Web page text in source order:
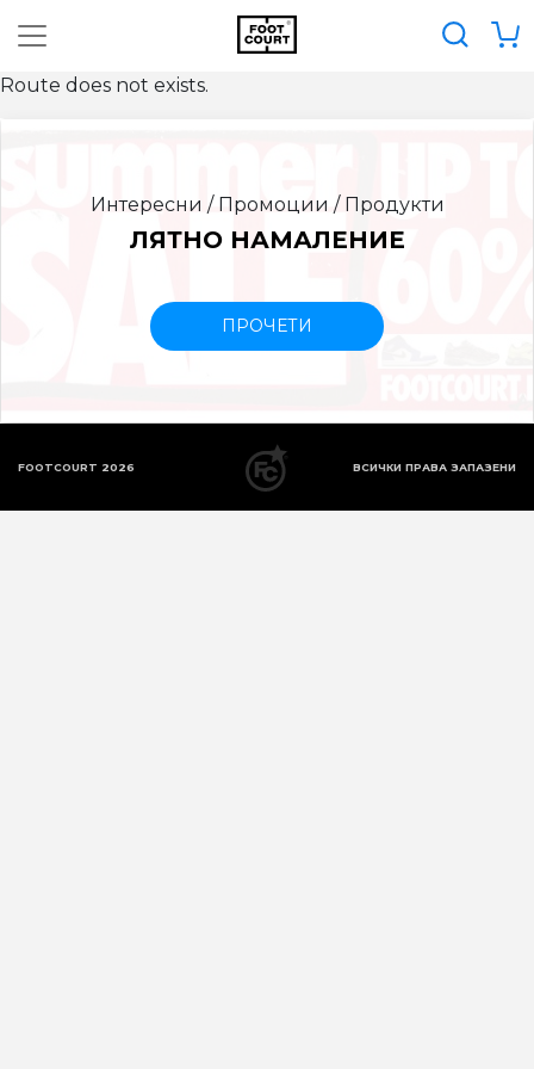
Route does not exists.
Интересни / Промоции / Продукти
ЛЯТНО НАМАЛЕНИЕ
ПРОЧЕТИ
FOOTCOURT 2026 ВСИЧКИ ПРАВА ЗАПАЗЕНИ